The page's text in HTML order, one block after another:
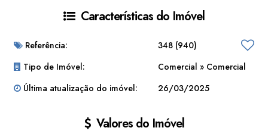
Características do Imóvel
Referência: 348 (940)
Tipo de Imóvel:
Comercial » Comercial
Última atualização do imóvel:
26/03/2025
Valores do Imóvel